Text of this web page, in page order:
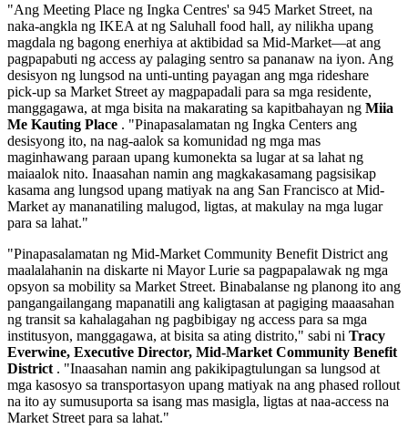
"Ang Meeting Place ng Ingka Centres' sa 945 Market Street, na
naka-angkla ng IKEA at ng Saluhall food hall, ay nilikha upang
magdala ng bagong enerhiya at aktibidad sa Mid-Market—at ang
pagpapabuti ng access ay palaging sentro sa pananaw na iyon. Ang
desisyon ng lungsod na unti-unting payagan ang mga rideshare
pick-up sa Market Street ay magpapadali para sa mga residente,
manggagawa, at mga bisita na makarating sa kapitbahayan ng Miia
Me Kauting Place . "Pinapasalamatan ng Ingka Centers ang
desisyong ito, na nag-aalok sa komunidad ng mga mas
maginhawang paraan upang kumonekta sa lugar at sa lahat ng
maiaalok nito. Inaasahan namin ang magkakasamang pagsisikap
kasama ang lungsod upang matiyak na ang San Francisco at Mid-
Market ay mananatiling malugod, ligtas, at makulay na mga lugar
para sa lahat."
"Pinapasalamatan ng Mid-Market Community Benefit District ang
maalalahanin na diskarte ni Mayor Lurie sa pagpapalawak ng mga
opsyon sa mobility sa Market Street. Binabalanse ng planong ito ang
pangangailangang mapanatili ang kaligtasan at pagiging maaasahan
ng transit sa kahalagahan ng pagbibigay ng access para sa mga
institusyon, manggagawa, at bisita sa ating distrito," sabi ni Tracy
Everwine, Executive Director, Mid-Market Community Benefit
District . "Inaasahan namin ang pakikipagtulungan sa lungsod at
mga kasosyo sa transportasyon upang matiyak na ang phased rollout
na ito ay sumusuporta sa isang mas masigla, ligtas at naa-access na
Market Street para sa lahat."